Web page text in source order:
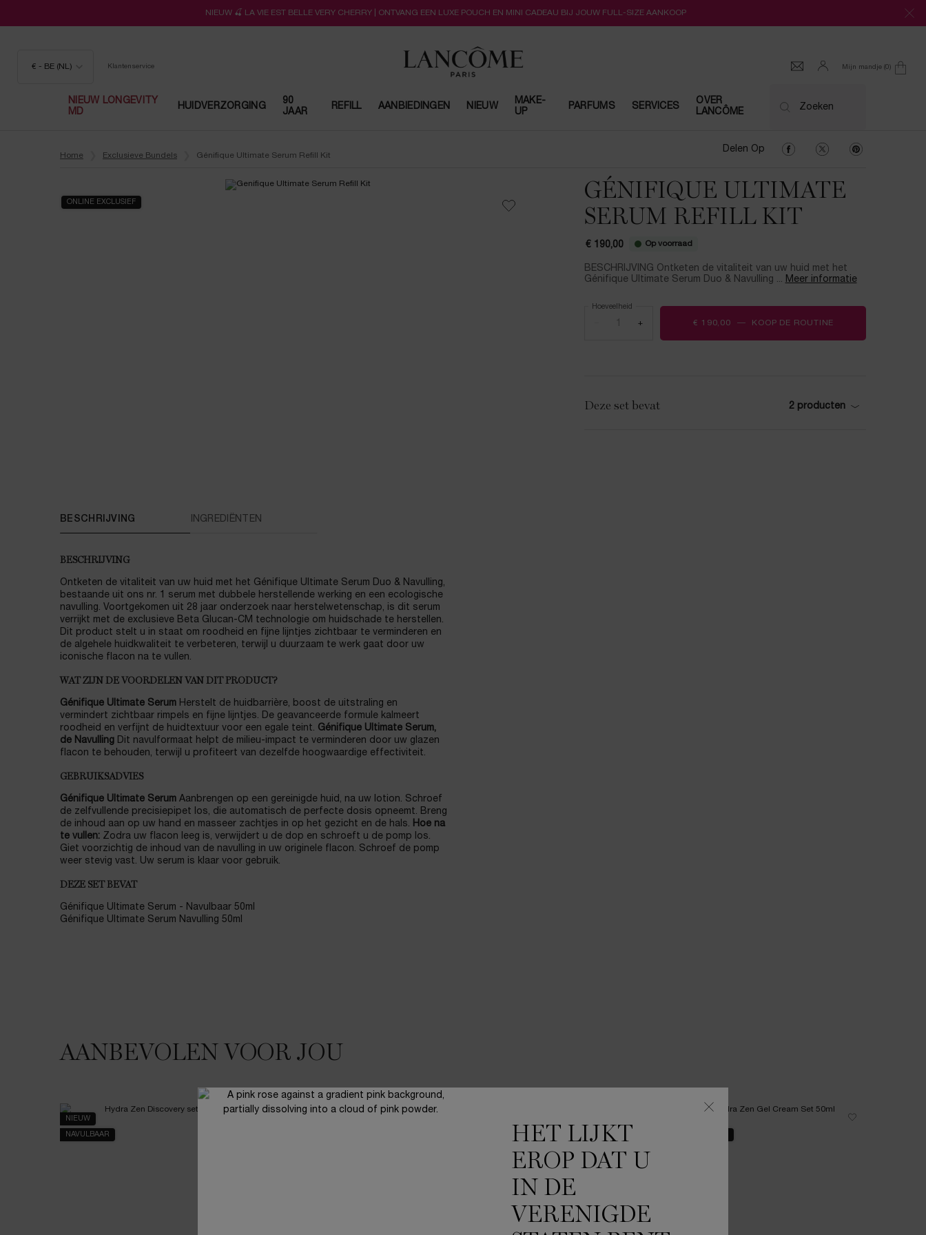
NIEUW 🍒 LA VIE EST BELLE VERY CHERRY | ONTVANG EEN LUXE POUCH EN MINI CADEAU BIJ JOUW FULL-SIZE AANKOOP
€ - BE (NL) Klantenservice Mijn mandje 0
0 product
NIEUW LONGEVITY
MD
HUIDVERZORGING
90
JAAR
REFILL AANBIEDINGEN NIEUW
MAKE-
UP
PARFUMS SERVICES
OVER
LANCÔME
Zoeken
Home Exclusieve Bundels Génifique Ultimate Serum Refill Kit
Delen Op Delen Op Facebook
Delen Op Twitter
Delen Op
GÉNIFIQUE ULTIMATE
SERUM REFILL KIT
€ 190,00 Op voorraad
BESCHRIJVING Ontketen de vitaliteit van uw huid met het
Génifique Ultimate Serum Duo & Navulling ...
Meer informatie
ONLINE EXCLUSIEF
Hoeveelheid
+ € 190,00 ― KOOP DE ROUTINE
Deze set bevat 2 producten
BESCHRIJVING INGREDIËNTEN
BESCHRIJVING
Ontketen de vitaliteit van uw huid met het Génifique Ultimate Serum Duo & Navulling,
bestaande uit ons nr. 1 serum met dubbele herstellende werking en een ecologische
navulling. Voortgekomen uit 28 jaar onderzoek naar herstelwetenschap, is dit serum
verrijkt met de exclusieve Beta Glucan-CM technologie om huidschade te herstellen.
Dit product stelt u in staat om roodheid en fijne lijntjes zichtbaar te verminderen en
de algehele huidkwaliteit te verbeteren, terwijl u duurzaam te werk gaat door uw
iconische flacon na te vullen.
WAT ZIJN DE VOORDELEN VAN DIT PRODUCT?
Génifique Ultimate Serum Herstelt de huidbarrière, boost de uitstraling en
vermindert zichtbaar rimpels en fijne lijntjes. De geavanceerde formule kalmeert
roodheid en verfijnt de huidtextuur voor een egale teint. Génifique Ultimate Serum,
de Navulling
Dit navulformaat helpt de milieu-impact te verminderen door uw glazen
flacon te behouden, terwijl u profiteert van dezelfde hoogwaardige effectiviteit.
GEBRUIKSADVIES
Génifique Ultimate Serum Aanbrengen op een gereinigde huid, na uw lotion. Schroef
de zelfvullende precisiepipet los, die automatisch de perfecte dosis opneemt. Breng
de inhoud aan op uw hand en masseer zachtjes in op het gezicht en de hals. Hoe na
te vullen: Zodra uw flacon leeg is, verwijdert u de dop en schroeft u de pomp los.
Giet voorzichtig de inhoud van de navulling in uw originele flacon. Schroef de pomp
weer stevig vast. Uw serum is klaar voor gebruik.
DEZE SET BEVAT
Génifique Ultimate Serum - Navulbaar 50ml
Génifique Ultimate Serum Navulling 50ml
JE HOUDT MISSCHIEN VANAANBEVOLEN VOOR JOU
NIEUW
NAVULBAAR
HET LIJKT
EROP DAT U
IN DE
VERENIGDE